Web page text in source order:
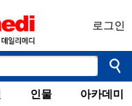
로그인
인물 아카데미